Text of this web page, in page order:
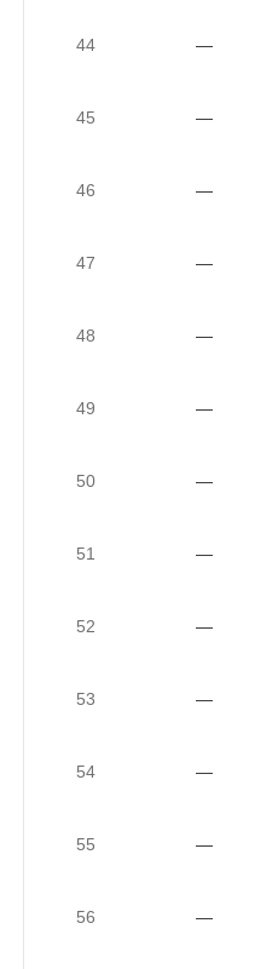
44 —
45 —
46 —
47 —
48 —
49 —
50 —
51 —
52 —
53 —
54 —
55 —
56 —